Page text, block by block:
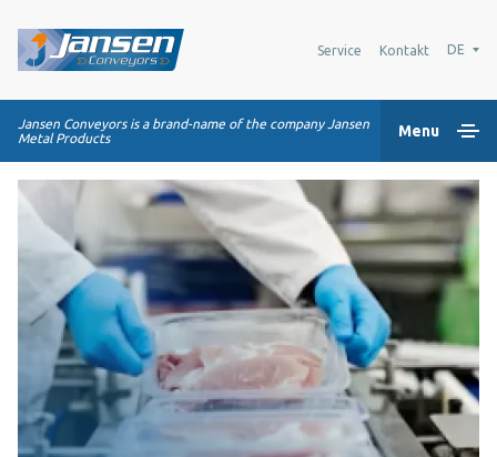
Service Kontakt DE
Jansen Conveyors is a brand-name of the company Jansen
Metal Products
Menu
Home
Kunststoff-Modulbänder
Transportsysteme
Industrie-Lösungen
Über uns